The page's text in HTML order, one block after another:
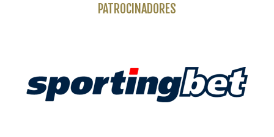
PATROCINADORES